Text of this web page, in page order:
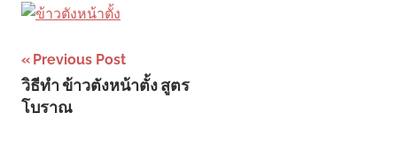
Post
navigation
Previous Post
วิธีทำ ข้าวตังหน้าตั้ง สูตร
โบราณ